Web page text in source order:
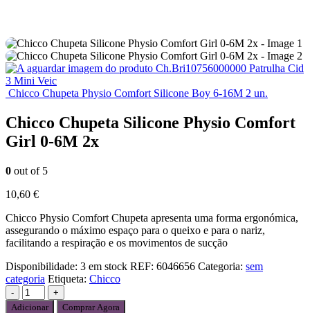
Ch.Bri10756000000 Patrulha Cid
3 Mini Veic
Chicco Chupeta Physio Comfort Silicone Boy 6-16M 2 un.
Chicco Chupeta Silicone Physio Comfort
Girl 0-6M 2x
0 out of 5
10,60 €
Chicco Physio Comfort Chupeta apresenta uma forma ergonómica,
assegurando o máximo espaço para o queixo e para o nariz,
facilitando a respiração e os movimentos de sucção
Disponibilidade: 3 em stock REF: 6046656 Categoria: sem
categoria Etiqueta: Chicco
-
+
Adicionar
Comprar Agora